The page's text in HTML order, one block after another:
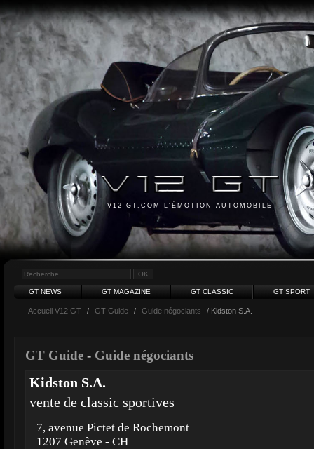
V12 GT.COM L'ÉMOTION AUTOMOBILE
GT NEWS GT MAGAZINE GT CLASSIC GT SPORT
Accueil V12 GT / GT Guide / Guide négociants / Kidston S.A.
GT Guide - Guide négociants
Kidston S.A.
vente de classic sportives
7, avenue Pictet de Rochemont
1207 Genève - CH